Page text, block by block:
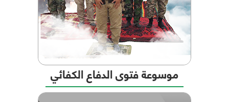
موسوعة فتوى الدفاع الكفائي